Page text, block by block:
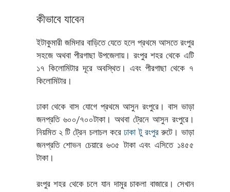
কীভাবে যাবেন
ইটাকুমারী জমিদার বাড়িতে যেতে হলে প্রথমে আসতে রংপুর
সহজে অথবা পীরগাছা উপজেলায়। রংপুর শহর থেকে এটি
১৭ কিলোমিটার দূরে অবস্থিত। এবং পীরগাছা থেকে ৭
কিলোমিটার।
ঢাকা থেকে বাস যোগে প্রথমে আসুন রংপুরে। বাস ভাড়া
জনপ্রতি ৬০০/৭০০টাকা। অথবা ট্রেনে আসুন রংপুরে।
নিয়মিত ২ টি ট্রেন চলাচল করেঢাকা টু রংপুররুটে। ভাড়া
জনপ্রতি শোভন চেয়ারে ৬৩৫ টাকা এবং এসিতে ১৪৫৫
টাকা।
রংপুর শহর থেকে চলে যান দামুর চাকলা বাজারে। সেখান